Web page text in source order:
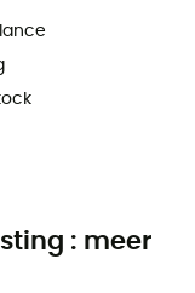
: meer